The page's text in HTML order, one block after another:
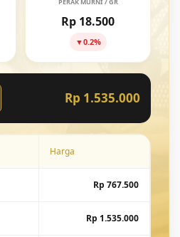
Rp 18.500
▼0.2%
Rp 1.535.000
Harga
Rp 767.500
Rp 1.535.000